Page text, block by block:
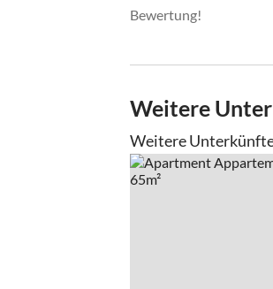
Bewertung!
Weitere
Weitere